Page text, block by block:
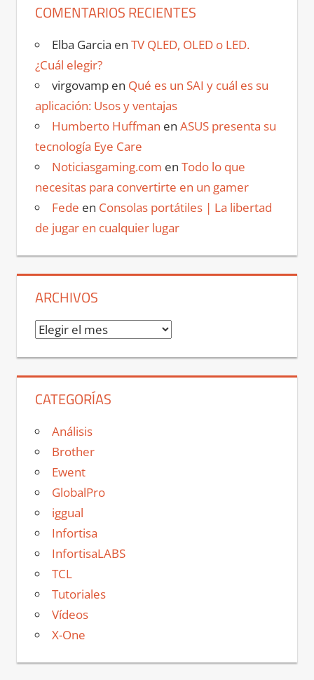
COMENTARIOS RECIENTES
Elba Garcia en TV QLED, OLED o LED.
¿Cuál elegir?
virgovampen Qué es un SAI y cuál es su
aplicación: Usos y ventajas
Humberto Huffman en ASUS presenta su
tecnología Eye Care
Noticiasgaming.com en Todo lo que
necesitas para convertirte en un gamer
Fede en Consolas portátiles | La libertad
de jugar en cualquier lugar
ARCHIVOS
Archivos
CATEGORÍAS
Análisis
Brother
Ewent
GlobalPro
iggual
Infortisa
InfortisaLABS
TCL
Tutoriales
Vídeos
X-One